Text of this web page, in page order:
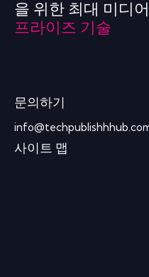
을 위한 최대 미디
프라이즈 기술
문의하기
사이트 맵